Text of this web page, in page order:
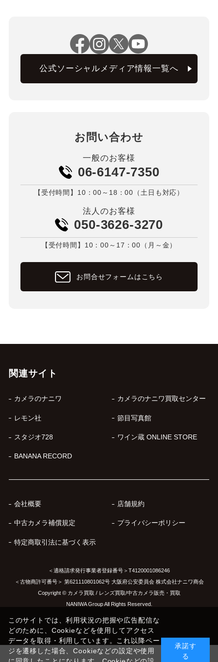
公式ソーシャルメディア情報一覧へ
お問い合わせ
一般のお客様
06-6147-7350
【受付時間】10：00～18：00（土日も対応）
法人のお客様
050-3626-3270
【受付時間】10：00～17：00（月～金）
お問合せフォームはこちら
関連サイト
カメラのナニワ カメラのナニワ買取センター
レモン社 節目写真館
スタジオ728 ワイン蔵 ONLINE STORE
BANANA RECORD
会社概要 店舗規約
中古カメラ補償規定 プライバシーポリシー
特定商取引法に基づく表示
＜適格請求発行事業者登録番号＞T4120001086246
＜古物商許可番号＞ 第621110801062号 大阪府公安委員会 株式会社ナニワ商会
Copyright © カメラ買取 / レンズ買取/中古カメラ販売・買取
NANIWA Group All Rights Reserved.
このサイトでは、利用状況の把握や広告配信な
どのために、Cookieなどを使用してアクセス
データを取得・利用しています。これ以降ペー
ジを遷移した場合、Cookieなどの設定や使用
承諾す
る